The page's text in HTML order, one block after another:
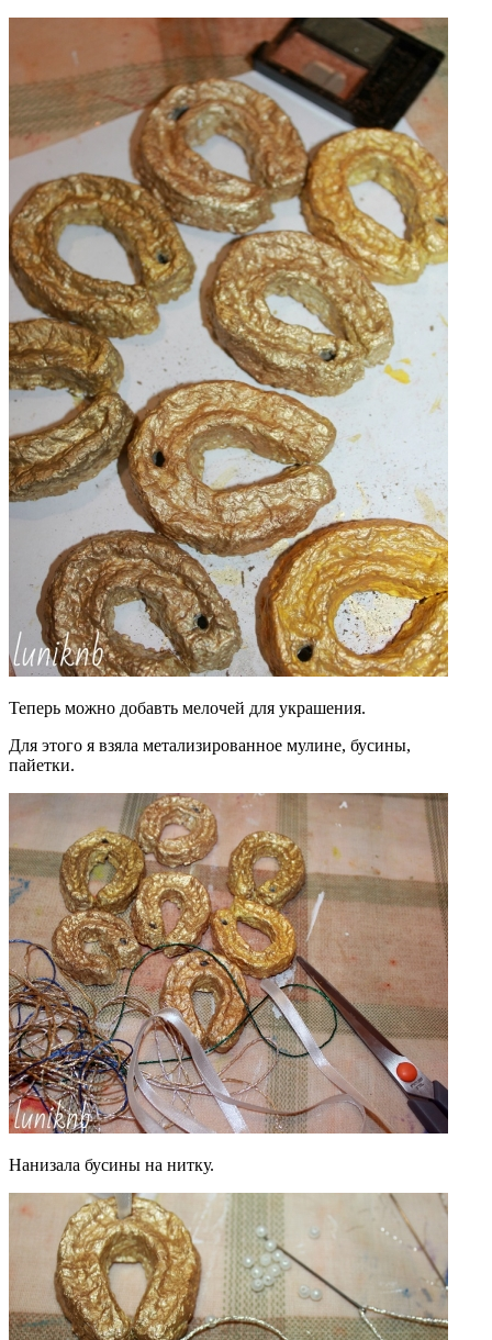
Теперь можно добавть мелочей для украшения.
Для этого я взяла метализированное мулине, бусины,
пайетки.
Нанизала бусины на нитку.